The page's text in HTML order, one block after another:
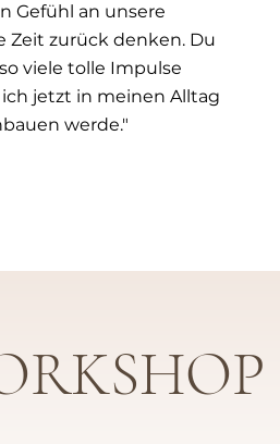
Gefühl an unsere
Zeit zurück denken. Du
viele tolle Impulse
jetzt in meinen Alltag
werde."